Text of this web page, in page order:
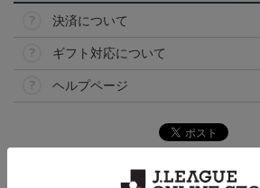
決済について
ギフト対応について
ヘルプページ